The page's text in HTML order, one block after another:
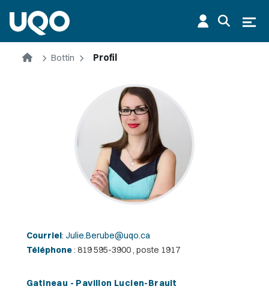
AccueilBottin Profil
Courriel: Julie.Berube@uqo.ca
Téléphone: 819 595-3900 , poste 1917
Gatineau - Pavillon Lucien-Brault